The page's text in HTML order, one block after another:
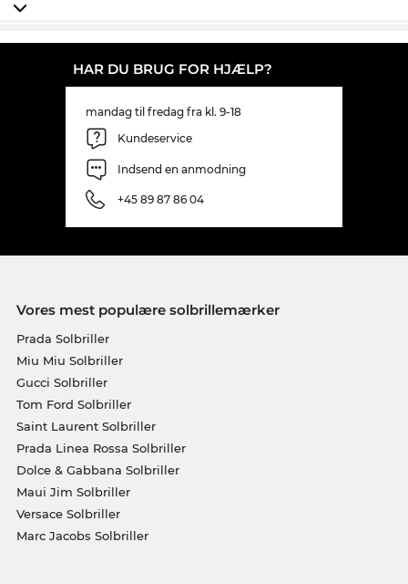
HAR DU BRUG FOR HJÆLP?
mandag til fredag fra kl. 9-18
Kundeservice
Indsend en anmodning
+45 89 87 86 04
Vores mest populære solbrillemærker
Prada Solbriller
Miu Miu Solbriller
Gucci Solbriller
Tom Ford Solbriller
Saint Laurent Solbriller
Prada Linea Rossa Solbriller
Dolce & Gabbana Solbriller
Maui Jim Solbriller
Versace Solbriller
Marc Jacobs Solbriller